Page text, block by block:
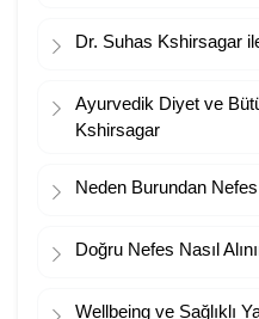
Dr. Suhas Kshirsagar
Ayurvedik Diyet ve
Kshirsagar
Neden Burundan
Doğru Nefes Nasıl
Wellbeing ve Sağlıklı